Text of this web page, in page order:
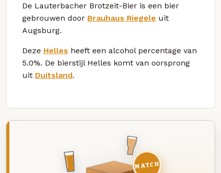
De Lauterbacher Brotzeit-Bier is een bier
gebrouwen door Brauhaus Riegele uit
Augsburg.
Deze Helles heeft een alcohol percentage van
5.0%. De bierstijl Helles komt van oorsprong
uit Duitsland.
MATCH